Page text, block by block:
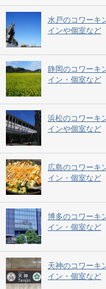
水戸のコワーキ
インや個室など
静岡のコワーキ
イン・個室など
浜松のコワーキ
インや個室など
広島のコワーキ
イン・個室など
博多のコワーキ
イン・個室など
天神のコワーキ
イン・個室など